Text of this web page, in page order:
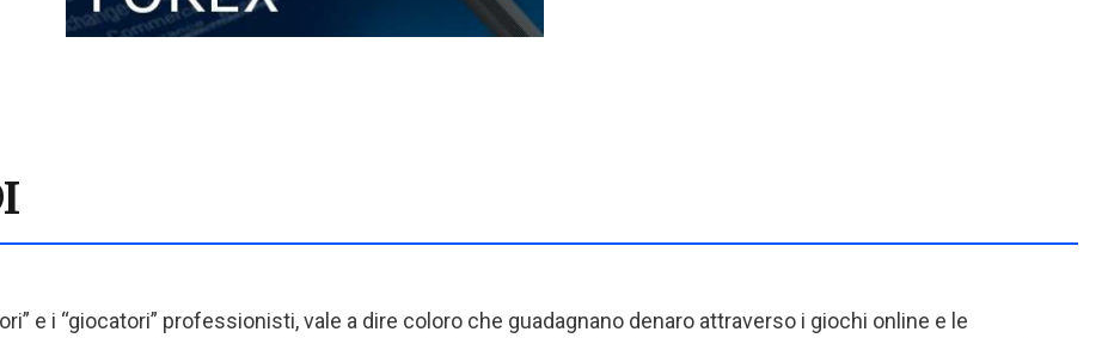
e i “giocatori” professionisti, vale a dire coloro che guadagnano denaro attraverso i giochi online e le